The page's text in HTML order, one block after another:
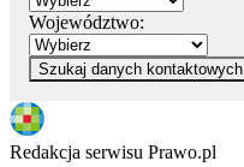
Województwo:
Szukaj danych kontaktowych
Redakcja serwisu Prawo.pl